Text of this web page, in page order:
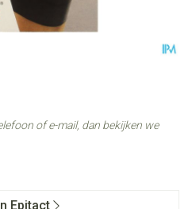
of e-mail, dan bekijken we
Epitact